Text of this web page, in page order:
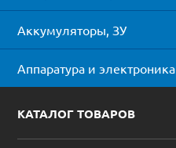
Аккумуляторы, ЗУ
Аппаратура и электроника
КАТАЛОГ ТОВАРОВ